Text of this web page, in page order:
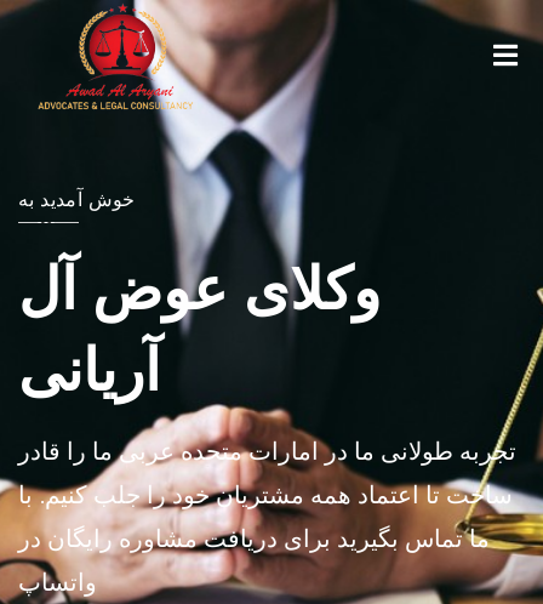
خوش آمدید به
وکلای عوض آل
آریانی
تجربه طولانی ما در امارات متحده عربی ما را قادر
ساخت تا اعتماد همه مشتریان خود را جلب کنیم. با
ما تماس بگیرید برای دریافت مشاوره رایگان در
واتساپ